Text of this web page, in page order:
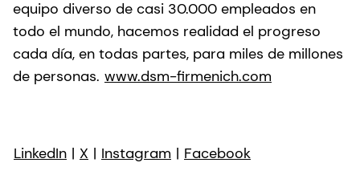
equipo diverso de casi 30.000 empleados en
todo el mundo, hacemos realidad el progreso
cada día, en todas partes, para miles de millones
de personas. www.dsm-firmenich.com
LinkedIn | X | Instagram | Facebook